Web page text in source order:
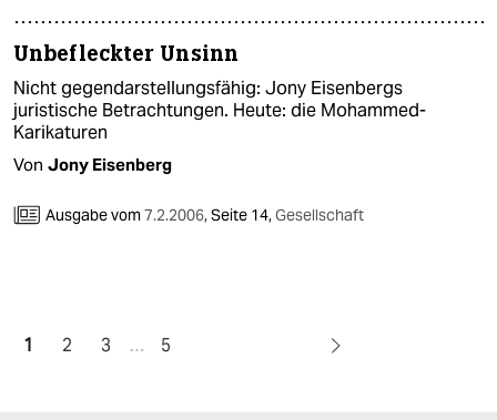
Unbefleckter Unsinn
Nicht gegendarstellungsfähig: Jony Eisenbergs
juristische Betrachtungen. Heute: die Mohammed-
Karikaturen
Von Jony Eisenberg
Ausgabe vom7.2.2006,Seite 14,Gesellschaft
1 2 3 … 5